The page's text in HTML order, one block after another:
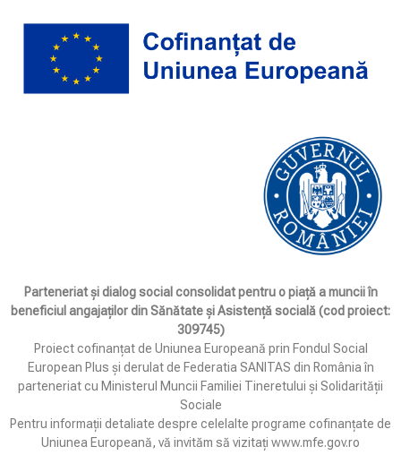
Parteneriat și dialog social consolidat pentru o piață a muncii în
beneficiul angajaților din Sănătate și Asistență socială (cod proiect:
309745)
Proiect cofinanțat de Uniunea Europeană prin Fondul Social
European Plus și derulat de Federatia SANITAS din România în
parteneriat cu Ministerul Muncii Familiei Tineretului și Solidarității
Sociale
Pentru informații detaliate despre celelalte programe cofinanțate de
Uniunea Europeană, vă invităm să vizitați www.mfe.gov.ro